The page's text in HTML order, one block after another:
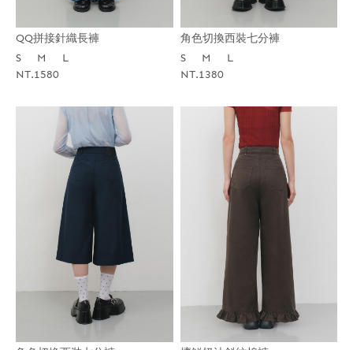
QQ拼接針織長褲
S
M
L
NT.1580
角色切換西裝七分褲
S
M
L
NT.1380